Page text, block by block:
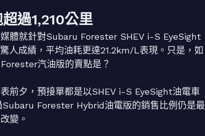
過1,210公里
體就針對Subaru Forester SHEV i-S EyeSight
人成績，平均油耗更達21.2km/L表現。只是，如
汽油版的賣點是？
前夕，預接單都是以SHEV i-S EyeSight油電車
Forester Hybrid油電版的銷售比例仍是最
變。